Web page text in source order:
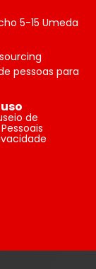
5-15 Umeda
pessoas para
de